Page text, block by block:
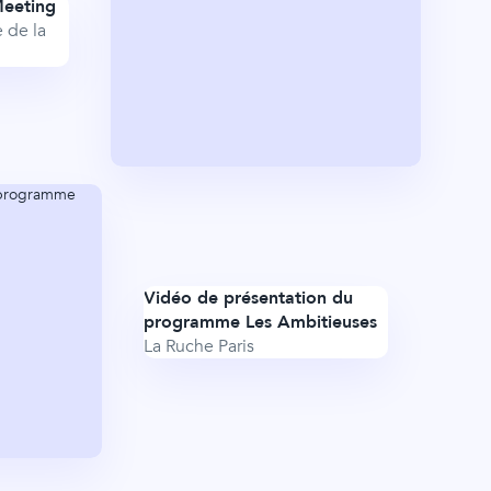
de la
Vidéo de présentation du
programme Les Ambitieuses
La Ruche Paris